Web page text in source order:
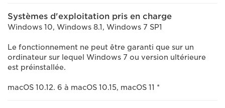
Systèmes d'exploitation pris en charge
Windows 10, Windows 8.1, Windows 7 SP1
Le fonctionnement ne peut être garanti que sur un
ordinateur sur lequel Windows 7 ou version ultérieure
est préinstallée.
macOS 10.12. 6 à macOS 10.15, macOS 11 *